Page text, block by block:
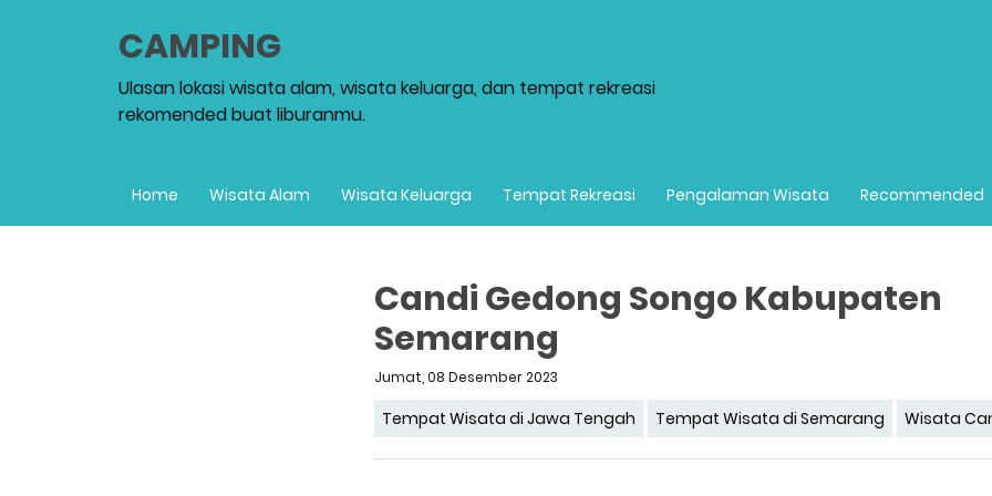
CAMPING
Ulasan lokasi wisata alam, wisata keluarga, dan tempat rekreasi
rekomended buat liburanmu.
Home Wisata Alam Wisata Keluarga Tempat Rekreasi Pengalaman Wisata Recommended
Candi Gedong Songo Kabupaten
Semarang
Jumat, 08 Desember 2023
Tempat Wisata di Jawa Tengah Tempat Wisata di Semarang Wisata